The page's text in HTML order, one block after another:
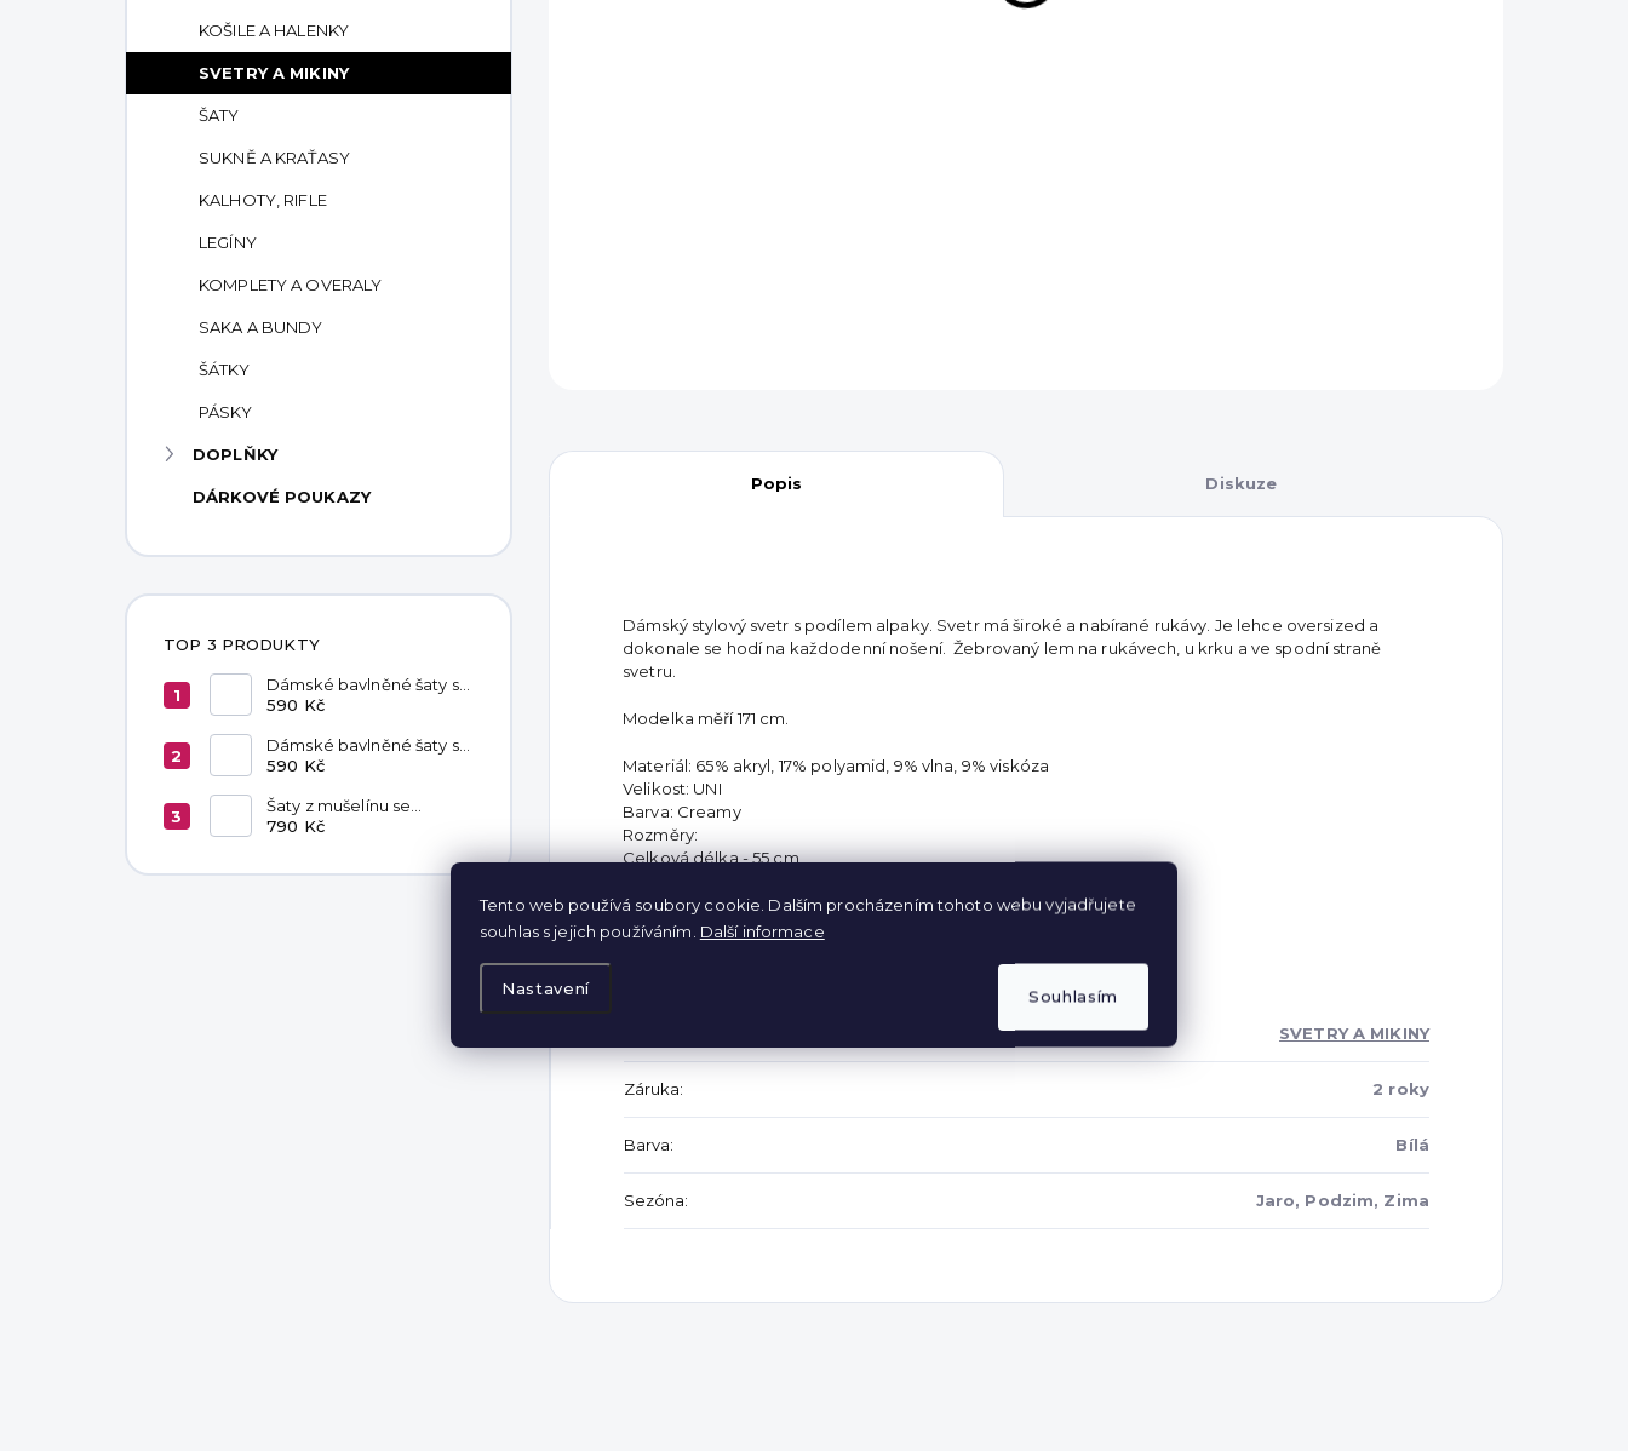
Tento web používá soubory cookie. Dalším procházením tohoto webu vyjadřujete
souhlas s jejich používáním. Další informace
Nastavení Souhlasím
KOŠILE A HALENKY
SVETRY A MIKINY
ŠATY
SUKNĚ A KRAŤASY
KALHOTY, RIFLE
LEGÍNY
KOMPLETY A OVERALY
SAKA A BUNDY
ŠÁTKY
PÁSKY
DOPLŇKY
DÁRKOVÉ POUKAZY
TOP 3 PRODUKTY
Dámské bavlněné šaty s
kapsami Red
590 Kč
Dámské bavlněné šaty s
kapsami Chocolate
590 Kč
Šaty z mušelínu se
zavazováním v pase
790 Kč
Popis Diskuze
Dámský stylový svetr s podílem alpaky. Svetr má široké a nabírané rukávy. Je lehce oversized a
dokonale se hodí na každodenní nošení. Žebrovaný lem na rukávech, u krku a ve spodní straně
svetru.
Modelka měří 171 cm.
Materiál: 65% akryl, 17% polyamid, 9% vlna, 9% viskóza
Velikost: UNI
Barva: Creamy
Rozměry:
Celková délka - 55 cm
Šířka poprsí - 2x60 cm
SVETRY A MIKINY
Záruka: 2 roky
Barva: Bílá
Sezóna: Jaro, Podzim, Zima